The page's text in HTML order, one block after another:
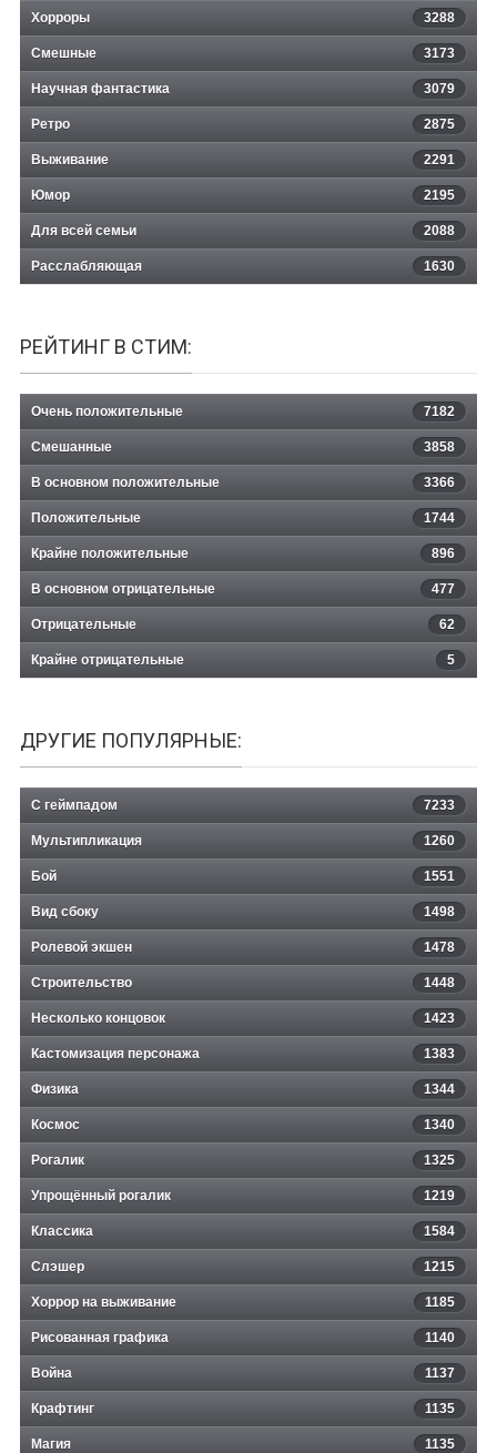
Хорроры 3288
Смешные 3173
Научная фантастика 3079
Ретро 2875
Выживание 2291
Юмор 2195
Для всей семьи 2088
Расслабляющая 1630
РЕЙТИНГ В СТИМ:
Очень положительные 7182
Смешанные 3858
В основном положительные 3366
Положительные 1744
Крайне положительные 896
В основном отрицательные 477
Отрицательные 62
Крайне отрицательные 5
ДРУГИЕ ПОПУЛЯРНЫЕ:
С геймпадом 7233
Мультипликация 1260
Бой 1551
Вид сбоку 1498
Ролевой экшен 1478
Строительство 1448
Несколько концовок 1423
Кастомизация персонажа 1383
Физика 1344
Космос 1340
Рогалик 1325
Упрощённый рогалик 1219
Классика 1584
Слэшер 1215
Хоррор на выживание 1185
Рисованная графика 1140
Война 1137
Крафтинг 1135
Магия 1135